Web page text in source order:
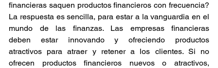
financieras saquen productos financieros con frecuencia?
La respuesta es sencilla, para estar a la vanguardia en el
mundo de las finanzas. Las empresas financieras
deben estar innovando y ofreciendo productos
atractivos para atraer y retener a los clientes. Si no
ofrecen productos financieros nuevos o atractivos,